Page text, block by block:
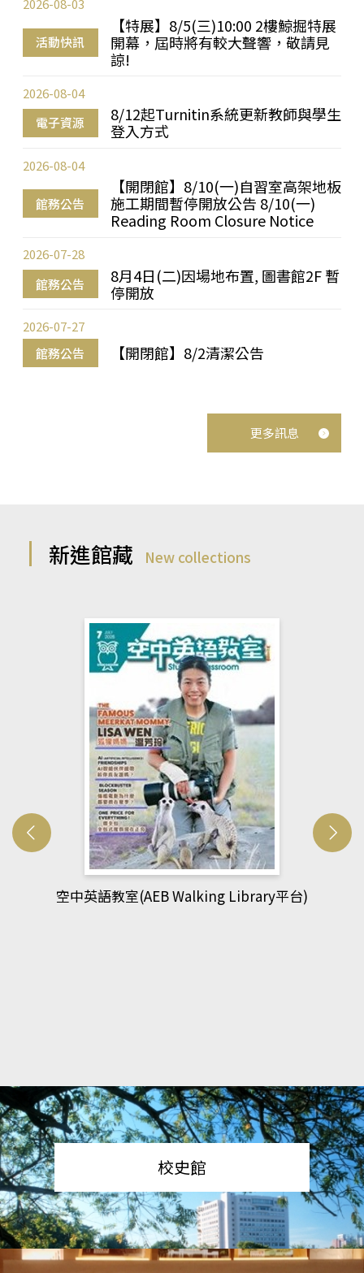
活動快訊
【特展】8/5(三)10:00 2樓鯨掘特展
開幕，屆時將有較大聲響，敬請見
諒!
2026-08-03
電子資源
8/12起Turnitin系統更新教師與學生
登入方式
2026-08-04
館務公告
【開閉館】8/10(一)自習室高架地板
施工期間暫停開放公告 8/10(一)
Reading Room Closure Notice
2026-08-04
館務公告
8月4日(二)因場地布置, 圖書館2F 暫
停開放
2026-07-28
館務公告 【開閉館】8/2清潔公告
2026-07-27
更多訊息
新進館藏 New collections
網管人(kono平台)
校史館